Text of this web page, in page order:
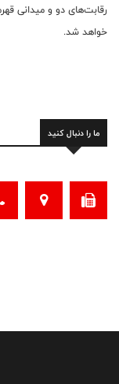
رقابت‌های دو و میدانی
خواهد شد.
ما را دنبال کنید